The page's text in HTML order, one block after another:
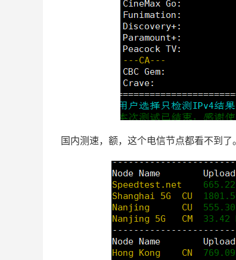
国内测速，额，这个电信节点都看不到了。